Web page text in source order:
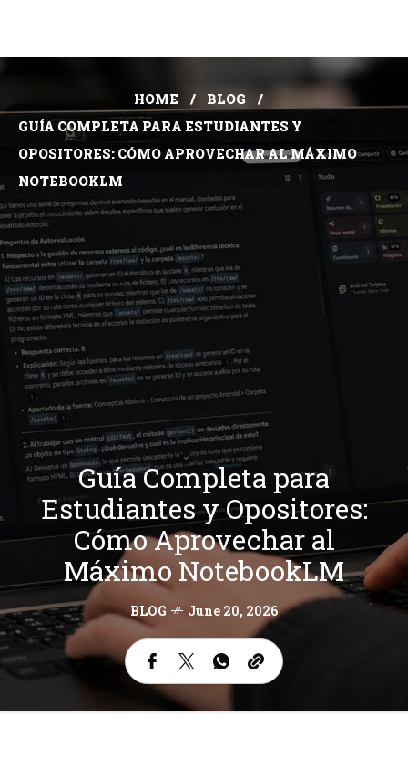
HOME
BLOG
GUÍA COMPLETA PARA ESTUDIANTES Y
OPOSITORES: CÓMO APROVECHAR AL MÁXIMO
NOTEBOOKLM
Guía Completa para
Estudiantes y Opositores:
Cómo Aprovechar al
Máximo NotebookLM
BLOG June 20, 2026